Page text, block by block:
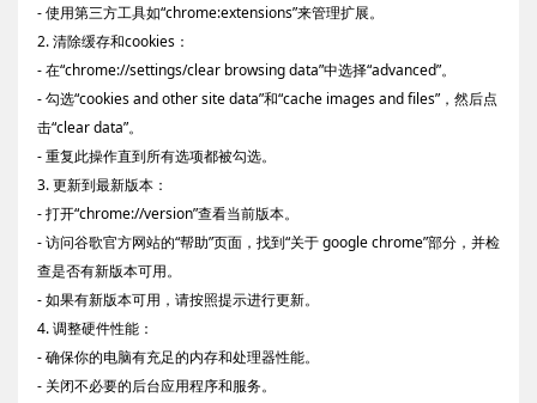
- 使用第三方工具如“chrome:extensions”来管理扩展。
2. 清除缓存和cookies：
- 在“chrome://settings/clear browsing data”中选择“advanced”。
- 勾选“cookies and other site data”和“cache images and files”，然后点
击“clear data”。
- 重复此操作直到所有选项都被勾选。
3. 更新到最新版本：
- 打开“chrome://version”查看当前版本。
- 访问谷歌官方网站的“帮助”页面，找到“关于 google chrome”部分，并检
查是否有新版本可用。
- 如果有新版本可用，请按照提示进行更新。
4. 调整硬件性能：
- 确保你的电脑有充足的内存和处理器性能。
- 关闭不必要的后台应用程序和服务。